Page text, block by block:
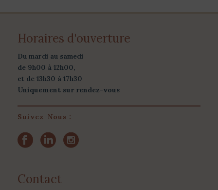
Horaires d'ouverture
Du mardi au samedi
de 9h00 à 12h00,
et de 13h30 à 17h30
Uniquement sur rendez-vous
Suivez-Nous :
Contact